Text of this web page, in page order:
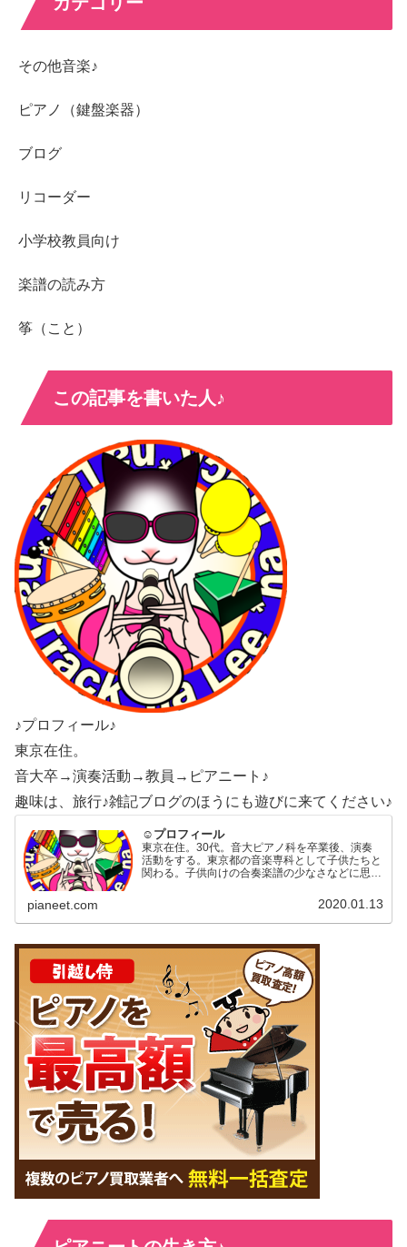
その他音楽♪
ピアノ（鍵盤楽器）
ブログ
リコーダー
小学校教員向け
楽譜の読み方
筝（こと）
この記事を書いた人♪
♪プロフィール♪
東京在住。
音大卒→演奏活動→教員→ピアニート♪
趣味は、旅行♪雑記ブログのほうにも遊びに来てください♪
☺プロフィール
東京在住。30代。音大ピアノ科を卒業後、演奏
活動をする。東京都の音楽専科として子供たちと
関わる。子供向けの合奏楽譜の少なさなどに思う
職。演奏活動、ライブ、楽譜作成、楽曲提供など
pianeet.com 2020.01.13